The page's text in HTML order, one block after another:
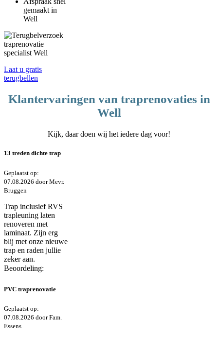
gemaakt in
Well
Laat u gratis
terugbellen
Klantervaringen van traprenovaties in
Well
Kijk, daar doen wij het iedere dag voor!
13 treden dichte trap
Geplaatst op:
07.08.2026 door Mevr.
Bruggen
Trap inclusief RVS
trapleuning laten
renoveren met
laminaat. Zijn erg
blij met onze nieuwe
trap en raden jullie
zeker aan.
Beoordeling:
PVC traprenovatie
Geplaatst op:
07.08.2026 door Fam.
Essens